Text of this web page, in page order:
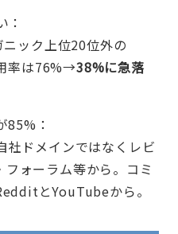
：
ニック上位20位外の
率は76%→38%に急落
85%：
社ドメインではなくレビ
ォーラム等から。コミ
とYouTubeから。